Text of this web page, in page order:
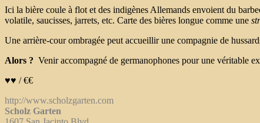
Ici la bière coule à flot et des indigènes Allemands envoient du
volatile, saucisses, jarrets, etc. Carte des bières longue comme une
Une arrière-cour ombragée peut accueillir une compagnie de
Alors ? Venir accompagné de germanophones pour une véritable
♥♥ / €€
http://www.scholzgarten.com
Scholz Garten